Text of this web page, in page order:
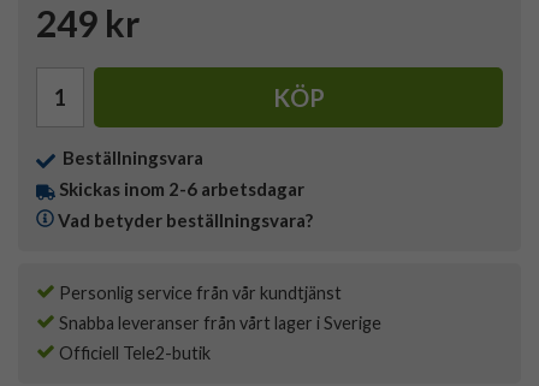
249 kr
KÖP
Beställningsvara
Skickas inom 2-6 arbetsdagar
Vad betyder beställningsvara?
Personlig service från vår kundtjänst
Snabba leveranser från vårt lager i Sverige
Officiell Tele2-butik